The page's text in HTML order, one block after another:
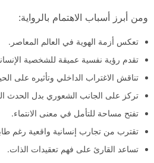
ومن أبرز أسباب الاهتمام بالرواية:
تعكس أزمة الهوية في العالم المعاصر.
تقدم رؤية نفسية عميقة للشخصية
تناقش الاغتراب الداخلي وتأثيره على
تركز على الجانب الشعوري بدل الحدث
تفتح مساحة للتأمل في معنى الانتماء.
تقترب من تجارب إنسانية واقعية رغم
تساعد القارئ على فهم تعقيدات الذات.